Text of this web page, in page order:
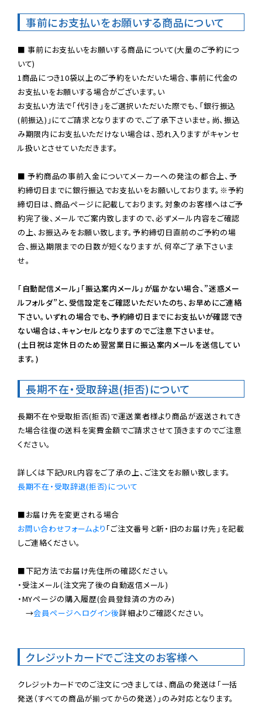
事前にお支払いをお願いする商品について
■ 事前にお支払いをお願いする商品について(大量のご予約につ
いて)
1商品につき10袋以上のご予約をいただいた場合、事前に代金の
お支払いをお願いする場合がございます。い
お支払い方法で「代引き」をご選択いただいた際でも、「銀行振込
(前振込)」にてご請求となりますので、ご了承下さいませ。尚、振込
み期限内にお支払いただけない場合は、恐れ入りますがキャンセ
ル扱いとさせていただきます。
■ 予約商品の事前入金についてメーカーへの発注の都合上、予
約締切日までに銀行振込でお支払いをお願いしております。※予約
締切日は、商品ページに記載しております。対象のお客様へはご予
約完了後、メールでご案内致しますので、必ずメール内容をご確認
の上、お振込みをお願い致します。予約締切日直前のご予約の場
合、振込期限までの日数が短くなりますが、何卒ご了承下さいま
せ。
「自動配信メール」「振込案内メール」が届かない場合、”迷惑メー
ルフォルダ”と、受信設定をご確認いただいたのち、お早めにご連絡
下さい。いずれの場合でも、予約締切日までにお支払いが確認でき
ない場合は、キャンセルとなりますのでご注意下さいませ。
(土日祝は定休日のため翌営業日に振込案内メールを送信してい
ます。)
長期不在・受取辞退(拒否)について
長期不在や受取拒否(拒否)で運送業者様より商品が返送されてき
た場合往復の送料を実費金額でご請求させて頂きますのでご注意
ください。
長期不在・受取辞退(拒否)について
お問い合わせフォームより 「ご注文番号と新・旧のお届け先」を記載
しご連絡ください。
■下記方法でお届け先住所の確認ください。
・受注メール(注文完了後の自動返信メール)
・MYページの購入履歴(会員登録済の方のみ)
→会員ページへログイン後詳細よりご確認ください。
クレジットカードでご注文のお客様へ
クレジットカードでのご注文につきましては、商品の発送は「一括
発送（すべての商品が揃ってからの発送）」のみ対応となります。